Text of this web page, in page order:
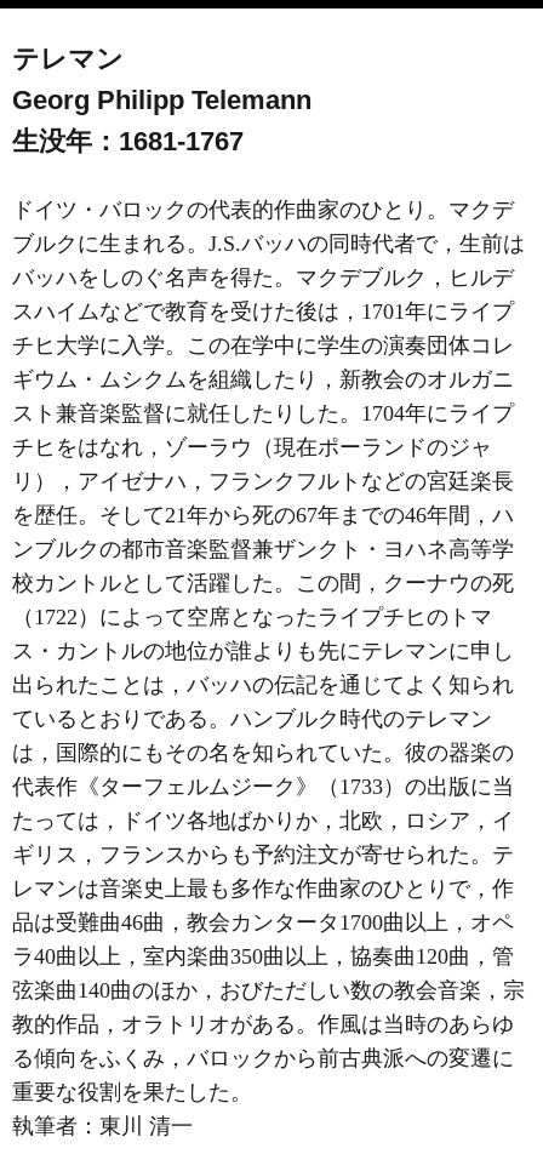
テレマン
Georg Philipp Telemann
生没年：1681-1767
ドイツ・バロックの代表的作曲家のひとり。マクデ
ブルクに生まれる。J.S.バッハの同時代者で，生前は
バッハをしのぐ名声を得た。マクデブルク，ヒルデ
スハイムなどで教育を受けた後は，1701年にライプ
チヒ大学に入学。この在学中に学生の演奏団体コレ
ギウム・ムシクムを組織したり，新教会のオルガニ
スト兼音楽監督に就任したりした。1704年にライプ
チヒをはなれ，ゾーラウ（現在ポーランドのジャ
リ），アイゼナハ，フランクフルトなどの宮廷楽長
を歴任。そして21年から死の67年までの46年間，ハ
ンブルクの都市音楽監督兼ザンクト・ヨハネ高等学
校カントルとして活躍した。この間，クーナウの死
（1722）によって空席となったライプチヒのトマ
ス・カントルの地位が誰よりも先にテレマンに申し
出られたことは，バッハの伝記を通じてよく知られ
ているとおりである。ハンブルク時代のテレマン
は，国際的にもその名を知られていた。彼の器楽の
代表作《ターフェルムジーク》（1733）の出版に当
たっては，ドイツ各地ばかりか，北欧，ロシア，イ
ギリス，フランスからも予約注文が寄せられた。テ
レマンは音楽史上最も多作な作曲家のひとりで，作
品は受難曲46曲，教会カンタータ1700曲以上，オペ
ラ40曲以上，室内楽曲350曲以上，協奏曲120曲，管
弦楽曲140曲のほか，おびただしい数の教会音楽，宗
教的作品，オラトリオがある。作風は当時のあらゆ
る傾向をふくみ，バロックから前古典派への変遷に
重要な役割を果たした。
執筆者： 東川 清一